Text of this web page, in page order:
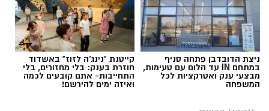
ניצת הדובדבן פתחה סניף
במתחם IN עד הלום עם טעימות,
מבצעי ענק ואטרקציות לכל
המשפחה
קייטנת "נינג'ה לזוז" באשדוד
חוזרת בענק: בלי מחזורים, בלי
התחייבות- אתם קובעים לכמה
ואיזה ימים להירשם!